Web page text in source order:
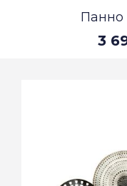
Панно
3